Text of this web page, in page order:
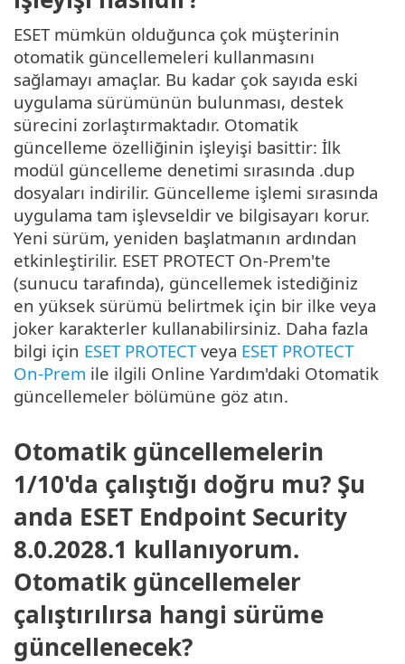
ESET mümkün olduğunca çok müşterinin
otomatik güncellemeleri kullanmasını
sağlamayı amaçlar. Bu kadar çok sayıda eski
uygulama sürümünün bulunması, destek
sürecini zorlaştırmaktadır. Otomatik
güncelleme özelliğinin işleyişi basittir: İlk
modül güncelleme denetimi sırasında .dup
dosyaları indirilir. Güncelleme işlemi sırasında
uygulama tam işlevseldir ve bilgisayarı korur.
Yeni sürüm, yeniden başlatmanın ardından
etkinleştirilir. ESET PROTECT On-Prem'te
(sunucu tarafında), güncellemek istediğiniz
en yüksek sürümü belirtmek için bir ilke veya
joker karakterler kullanabilirsiniz. Daha fazla
bilgi için ESET PROTECTveya ESET PROTECT
On-Prem ile ilgili Online Yardım'daki Otomatik
güncellemeler bölümüne göz atın.
Otomatik güncellemelerin
1/10'da çalıştığı doğru mu? Şu
anda ESET Endpoint Security
8.0.2028.1 kullanıyorum.
Otomatik güncellemeler
çalıştırılırsa hangi sürüme
güncellenecek?